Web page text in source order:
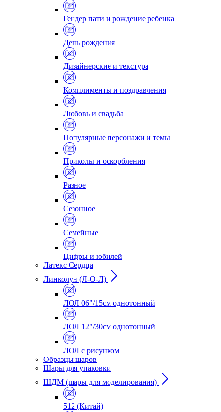
Гендер пати и рождение ребенка
День рождения
Дизайнерские и текстура
Комплименты и поздравления
Любовь и свадьба
Популярные персонажи и темы
Приколы и оскорбления
Разное
Сезонное
Семейные
Цифры и юбилей
Латекс Сердца
Линколун (Л-О-Л)
ЛОЛ 06"/15см однотонный
ЛОЛ 12"/30см однотонный
ЛОЛ с рисунком
Образцы шаров
Шары для упаковки
ШДМ (шары для моделирования)
512 (Китай)